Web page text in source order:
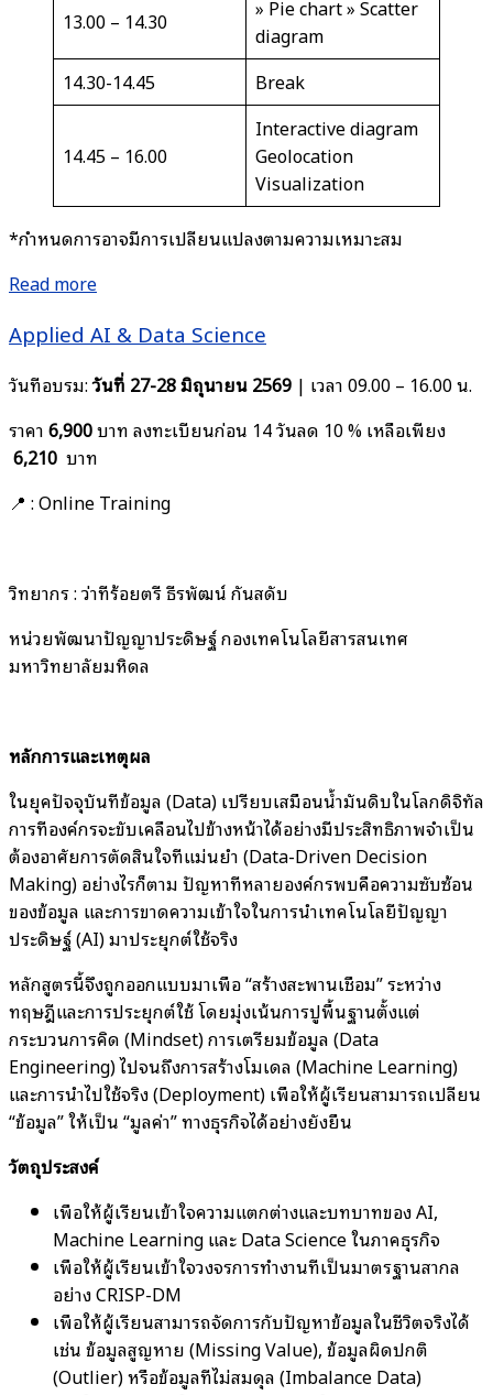
13.00 – 14.30
» Pie chart » Scatter
diagram
14.30-14.45
Break
14.45 – 16.00
Interactive diagram
Geolocation
Visualization
*กำหนดการอาจมีการเปลี่ยนแปลงตามความเหมาะสม
Read more
Applied AI & Data Science
วันที่อบรม:วันที่ 27-28 มิถุนายน 2569 | เวลา 09.00 – 16.00 น.
ราคา6,900บาท ลงทะเบียนก่อน 14 วันลด 10 % เหลือเพียง
6,210 บาท
📍 : Online Training
วิทยากร : ว่าที่ร้อยตรี ธีรพัฒน์ กันสดับ
หน่วยพัฒนาปัญญาประดิษฐ์ กองเทคโนโลยีสารสนเทศ
มหาวิทยาลัยมหิดล
หลักการและเหตุผล
ในยุคปัจจุบันที่ข้อมูล (Data) เปรียบเสมือนน้ำมันดิบในโลกดิจิทัล
การที่องค์กรจะขับเคลื่อนไปข้างหน้าได้อย่างมีประสิทธิภาพจำเป็น
ต้องอาศัยการตัดสินใจที่แม่นยำ (Data-Driven Decision
Making) อย่างไรก็ตาม ปัญหาที่หลายองค์กรพบคือความซับซ้อน
ของข้อมูล และการขาดความเข้าใจในการนำเทคโนโลยีปัญญา
ประดิษฐ์ (AI) มาประยุกต์ใช้จริง
หลักสูตรนี้จึงถูกออกแบบมาเพื่อ “สร้างสะพานเชื่อม” ระหว่าง
ทฤษฎีและการประยุกต์ใช้ โดยมุ่งเน้นการปูพื้นฐานตั้งแต่
กระบวนการคิด (Mindset) การเตรียมข้อมูล (Data
Engineering) ไปจนถึงการสร้างโมเดล (Machine Learning)
และการนำไปใช้จริง (Deployment) เพื่อให้ผู้เรียนสามารถเปลี่ยน
“ข้อมูล” ให้เป็น “มูลค่า” ทางธุรกิจได้อย่างยั่งยืน
วัตถุประสงค์
เพื่อให้ผู้เรียนเข้าใจความแตกต่างและบทบาทของ AI,
Machine Learning และ Data Science ในภาคธุรกิจ
เพื่อให้ผู้เรียนเข้าใจวงจรการทำงานที่เป็นมาตรฐานสากล
อย่าง CRISP-DM
เพื่อให้ผู้เรียนสามารถจัดการกับปัญหาข้อมูลในชีวิตจริงได้
เช่น ข้อมูลสูญหาย (Missing Value), ข้อมูลผิดปกติ
(Outlier) หรือข้อมูลที่ไม่สมดุล (Imbalance Data)